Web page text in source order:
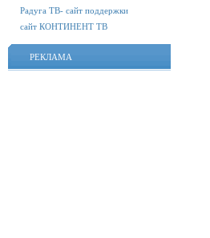
Радуга ТВ- сайт поддержки
сайт КОНТИНЕНТ ТВ
РЕКЛАМА